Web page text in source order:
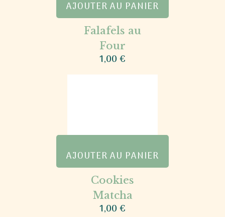
AJOUTER AU PANIER
Falafels au
Four
1,00 €
AJOUTER AU PANIER
Cookies
Matcha
1,00 €